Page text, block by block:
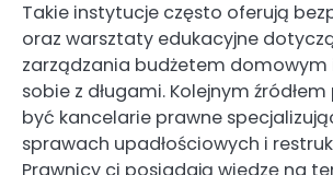
Takie instytucje często oferują
oraz warsztaty edukacyjne
zarządzania budżetem domowym
sobie z długami. Kolejnym
być kancelarie prawne
sprawach upadłościowych i
Prawnicy ci posiadają wiedzę na